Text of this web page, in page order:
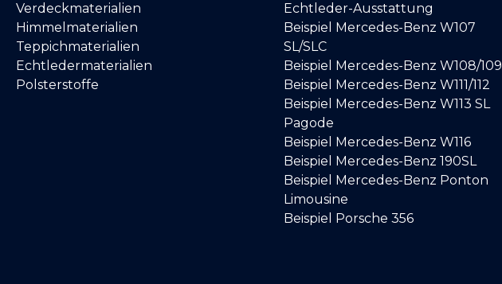
Verdeckmaterialien
Himmelmaterialien
Teppichmaterialien
Echtledermaterialien
Polsterstoffe
Echtleder-Ausstattung
Beispiel Mercedes-Benz W107
SL/SLC
Beispiel Mercedes-Benz W108/109
Beispiel Mercedes-Benz W111/112
Beispiel Mercedes-Benz W113 SL
Pagode
Beispiel Mercedes-Benz W116
Beispiel Mercedes-Benz 190SL
Beispiel Mercedes-Benz Ponton
Limousine
Beispiel Porsche 356